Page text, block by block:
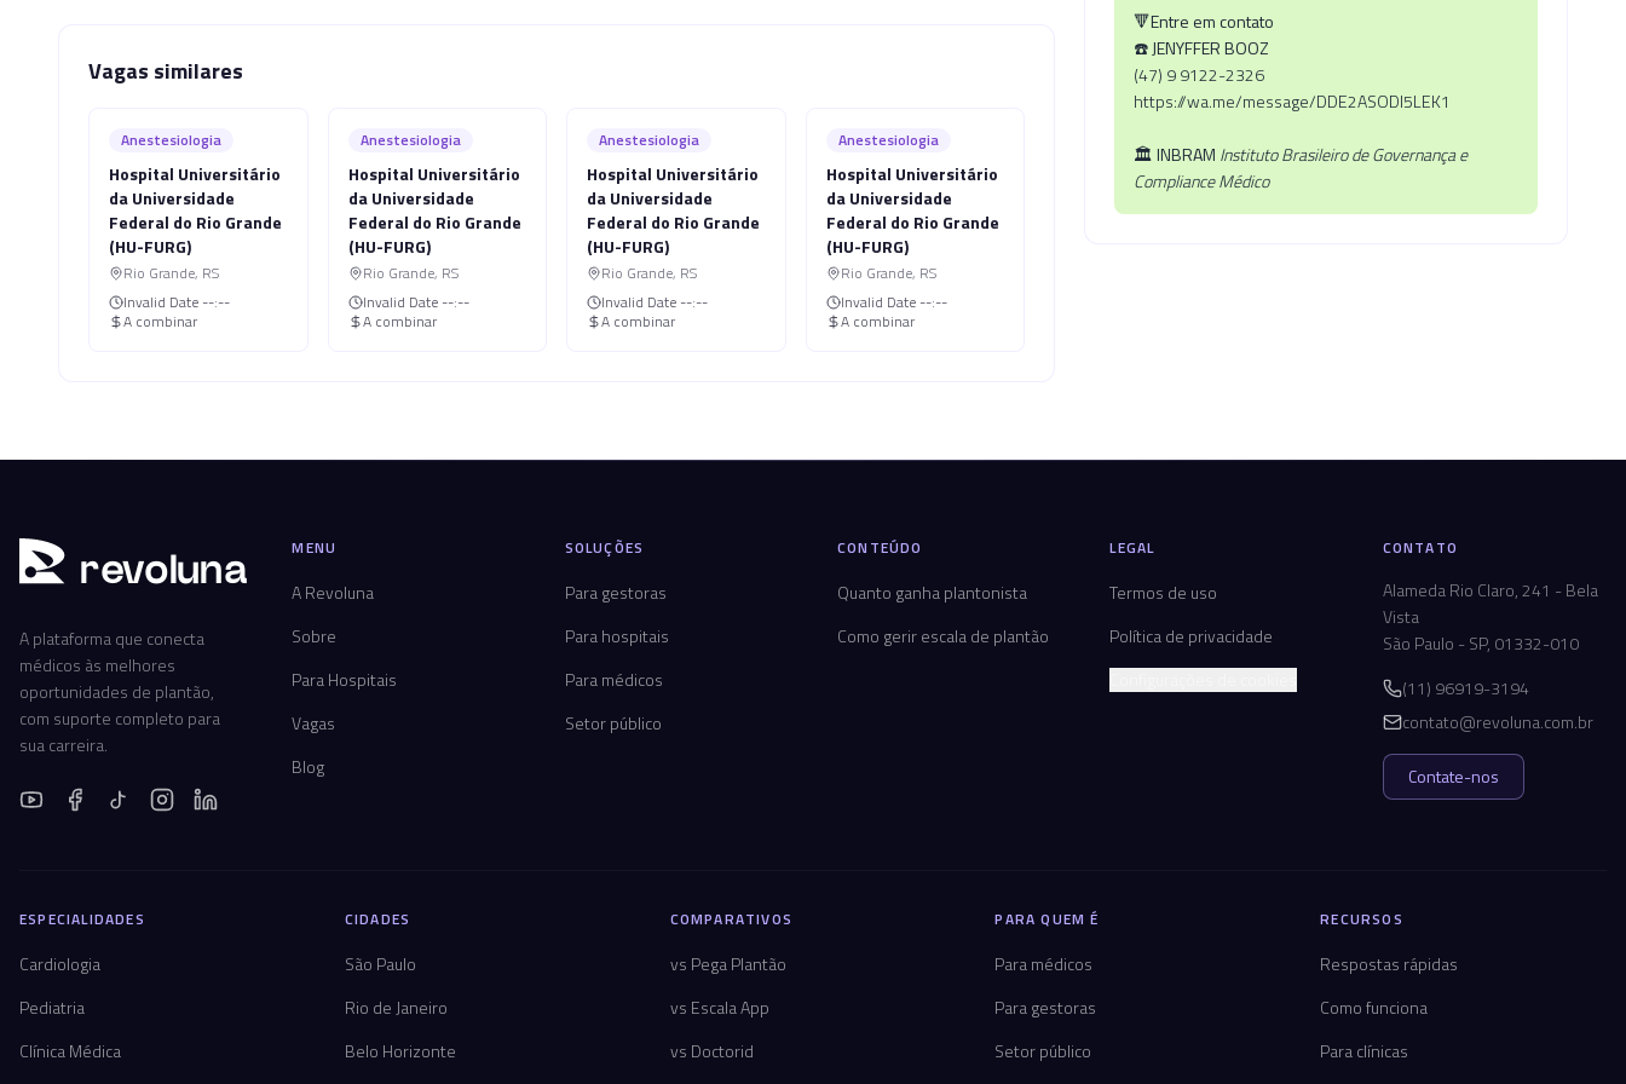
Vagas similares
Anestesiologia
Hospital Universitário
da Universidade
Federal do Rio Grande
(HU-FURG)
Rio Grande, RS
Invalid Date --:--
A combinar
Anestesiologia
Hospital Universitário
da Universidade
Federal do Rio Grande
(HU-FURG)
Rio Grande, RS
Invalid Date --:--
A combinar
Anestesiologia
Hospital Universitário
da Universidade
Federal do Rio Grande
(HU-FURG)
Rio Grande, RS
Invalid Date --:--
A combinar
Anestesiologia
Hospital Universitário
da Universidade
Federal do Rio Grande
(HU-FURG)
Rio Grande, RS
Invalid Date --:--
A combinar
🔻Entre em contato
☎️ JENYFFER BOOZ
(47) 9 9122-2326
https://wa.me/message/DDE2ASODI5LEK1
🏛️INBRAM Instituto Brasileiro de Governança e
Compliance Médico
revoluna
A plataforma que conecta
médicos às melhores
oportunidades de plantão,
com suporte completo para
sua carreira.
MENU
A Revoluna
Sobre
Para Hospitais
Vagas
Blog
SOLUÇÕES
Para gestoras
Para hospitais
Para médicos
Setor público
CONTEÚDO
Quanto ganha plantonista
Como gerir escala de plantão
LEGAL
Termos de uso
Política de privacidade
CONTATO
Alameda Rio Claro, 241 - Bela
Vista
São Paulo - SP, 01332-010
(11) 96919-3194
contato@revoluna.com.br
Contate-nos
ESPECIALIDADES
Cardiologia
Pediatria
Clínica Médica
CIDADES
São Paulo
Rio de Janeiro
Belo Horizonte
COMPARATIVOS
vs Pega Plantão
vs Escala App
vs Doctorid
PARA QUEM É
Para médicos
Para gestoras
Setor público
RECURSOS
Respostas rápidas
Como funciona
Para clínicas